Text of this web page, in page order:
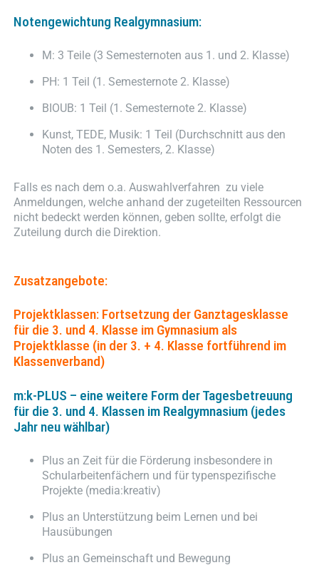
Notengewichtung Realgymnasium:
M: 3 Teile (3 Semesternoten aus 1. und 2. Klasse)
PH: 1 Teil (1. Semesternote 2. Klasse)
BIOUB: 1 Teil (1. Semesternote 2. Klasse)
Kunst, TEDE, Musik: 1 Teil (Durchschnitt aus den
Noten des 1. Semesters, 2. Klasse)
Falls es nach dem o.a. Auswahlverfahren zu viele
Anmeldungen, welche anhand der zugeteilten Ressourcen
nicht bedeckt werden können, geben sollte, erfolgt die
Zuteilung durch die Direktion.
Zusatzangebote:
Projektklassen: Fortsetzung der Ganztagesklasse
für die 3. und 4. Klasse im Gymnasium als
Projektklasse (in der 3. + 4. Klasse fortführend im
Klassenverband)
m:k-PLUS – eine weitere Form der Tagesbetreuung
für die 3. und 4. Klassen im Realgymnasium (jedes
Jahr neu wählbar)
Plus an Zeit für die Förderung insbesondere in
Schularbeitenfächern und für typenspezifische
Projekte (media:kreativ)
Plus an Unterstützung beim Lernen und bei
Hausübungen
Plus an Gemeinschaft und Bewegung